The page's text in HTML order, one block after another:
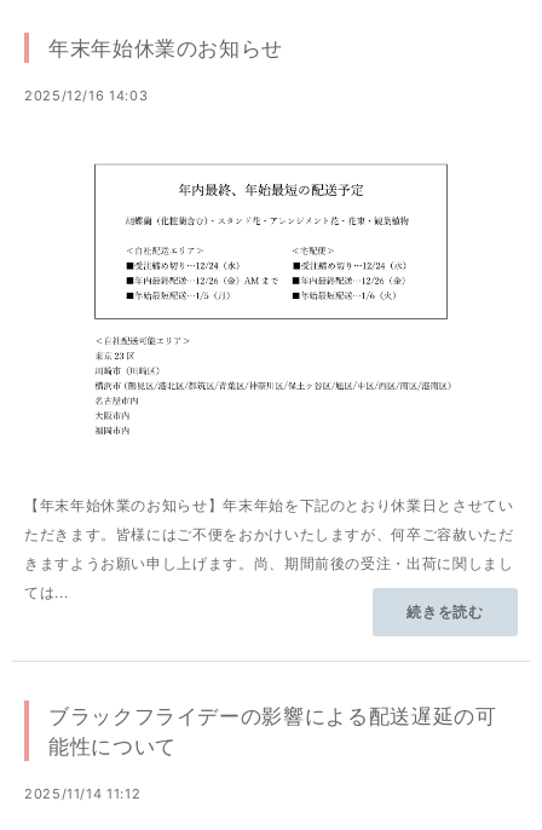
年末年始休業のお知らせ
2025/12/16 14:03
【年末年始休業のお知らせ】年末年始を下記のとおり休業日とさせてい
ただきます。皆様にはご不便をおかけいたしますが、何卒ご容赦いただ
きますようお願い申し上げます。尚、期間前後の受注・出荷に関しまし
ては...
続きを読む
ブラックフライデーの影響による配送遅延の可
能性について
2025/11/14 11:12